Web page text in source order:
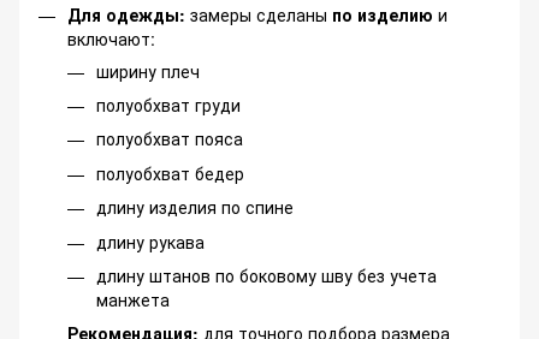
Для одежды: замеры сделаны по изделию и
включают:
ширину плеч
полуобхват груди
полуобхват пояса
полуобхват бедер
длину изделия по спине
длину рукава
длину штанов по боковому шву без учета
манжета
Рекомендация: для точного подбора размера